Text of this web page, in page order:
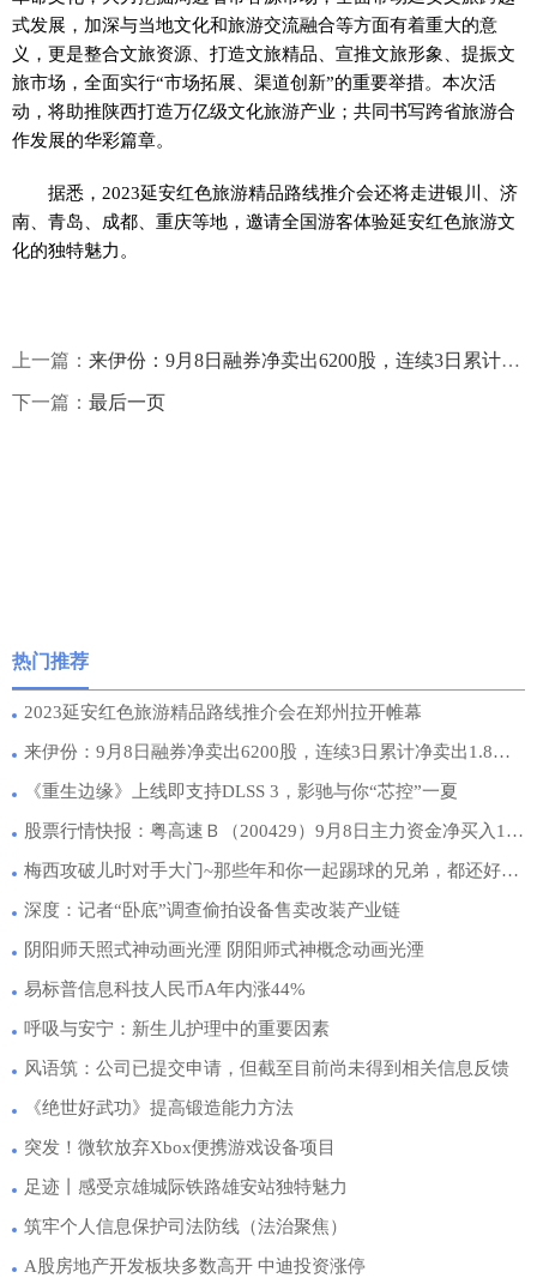
式发展，加深与当地文化和旅游交流融合等方面有着重大的意
义，更是整合文旅资源、打造文旅精品、宣推文旅形象、提振文
旅市场，全面实行“市场拓展、渠道创新”的重要举措。本次活
动，将助推陕西打造万亿级文化旅游产业；共同书写跨省旅游合
作发展的华彩篇章。
据悉，2023延安红色旅游精品路线推介会还将走进银川、济
南、青岛、成都、重庆等地，邀请全国游客体验延安红色旅游文
化的独特魅力。
上一篇： 来伊份：9月8日融券净卖出6200股，连续3日累计净卖出1.8万股
下一篇： 最后一页
热门推荐
2023延安红色旅游精品路线推介会在郑州拉开帷幕
来伊份：9月8日融券净卖出6200股，连续3日累计净卖出1.8万股
《重生边缘》上线即支持DLSS 3，影驰与你“芯控”一夏
股票行情快报：粤高速Ｂ（200429）9月8日主力资金净买入19.27万元
梅西攻破儿时对手大门~那些年和你一起踢球的兄弟，都还好吗？
深度：记者“卧底”调查偷拍设备售卖改装产业链
阴阳师天照式神动画光湮 阴阳师式神概念动画光湮
易标普信息科技人民币A年内涨44%
呼吸与安宁：新生儿护理中的重要因素
风语筑：公司已提交申请，但截至目前尚未得到相关信息反馈
《绝世好武功》提高锻造能力方法
突发！微软放弃Xbox便携游戏设备项目
足迹丨感受京雄城际铁路雄安站独特魅力
筑牢个人信息保护司法防线（法治聚焦）
A股房地产开发板块多数高开 中迪投资涨停